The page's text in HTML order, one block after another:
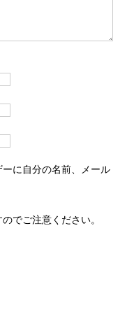
に自分の名前、メール
でご注意ください。